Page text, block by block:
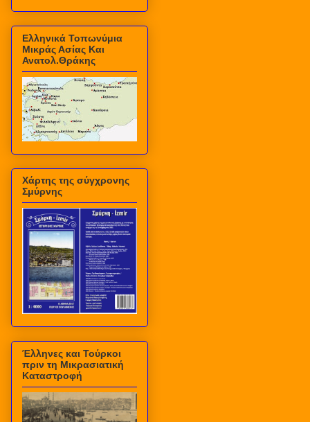
Ελληνικά Τοπωνύμια
Μικράς Ασίας Και
Ανατολ.Θράκης
Χάρτης της σύγχρονης
Σμύρνης
Έλληνες και Τούρκοι
πριν τη Μικρασιατική
Καταστροφή